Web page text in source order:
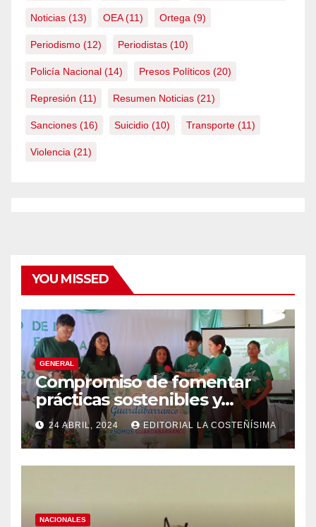
Noticias (13) OEA(11) Ortega (9)
Periodismo (12) Periodistas (10)
Policía Nacional (14) Presos Políticos (20)
Represión (11) Resumen Noticias (21)
Sanciones (16) Suicidio (10) Transporte (11)
Violencia (21)
YOU MISSED
GENERAL
Compromiso de fomentar
prácticas sostenibles y
conciencia ecológica en las
instituciones educativas
24 ABRIL, 2024 EDITORIAL LA COSTEÑÍSIMA
NACIONALES